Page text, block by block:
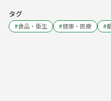
タグ
#食品・衛生 #健康・医療 #